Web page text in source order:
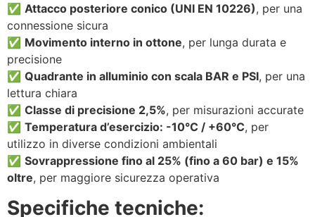
✅ Attacco posteriore conico (UNI EN 10226), per una
connessione sicura
✅ Movimento interno in ottone, per lunga durata e
precisione
✅ Quadrante in alluminio con scala BAR e PSI, per una
lettura chiara
✅ Classe di precisione 2,5%, per misurazioni accurate
✅ Temperatura d’esercizio: -10°C / +60°C, per
utilizzo in diverse condizioni ambientali
✅ Sovrappressione fino al 25% (fino a 60 bar) e 15%
oltre, per maggiore sicurezza operativa
Specifiche tecniche: